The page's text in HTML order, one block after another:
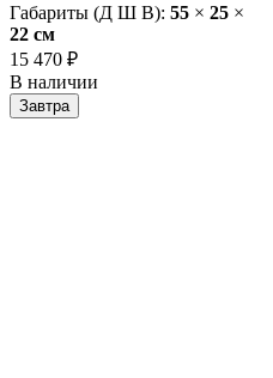
Габариты (Д Ш В): 55 × 25 ×
22 cм
15 470 ₽
В наличии
Завтра